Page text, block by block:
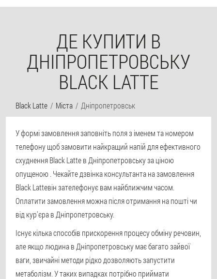
ДЕ КУПИТИ В
ДНІПРОПЕТРОВСЬКУ
BLACK LATTE
Black Latte Міста Дніпропетровськ
У формі замовлення заповніть поля з іменем та номером
телефону щоб замовити найкращий напій для ефективного
схуднення Black Latte в Дніпропетровську за ціною
опущеною. Чекайте дзвінка консультанта на замовлення
Black Latteвін зателефонує вам найближчим часом.
Оплатити замовлення можна після отримання на пошті чи
від кур'єра в Дніпропетровську.
Існує кілька способів прискорення процесу обміну речовин,
але якщо людина в Дніпропетровську має багато зайвої
ваги, звичайні методи рідко дозволяють запустити
метаболізм. У таких випадках потрібно приймати